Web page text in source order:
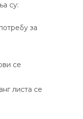
су:
за
се
листа се